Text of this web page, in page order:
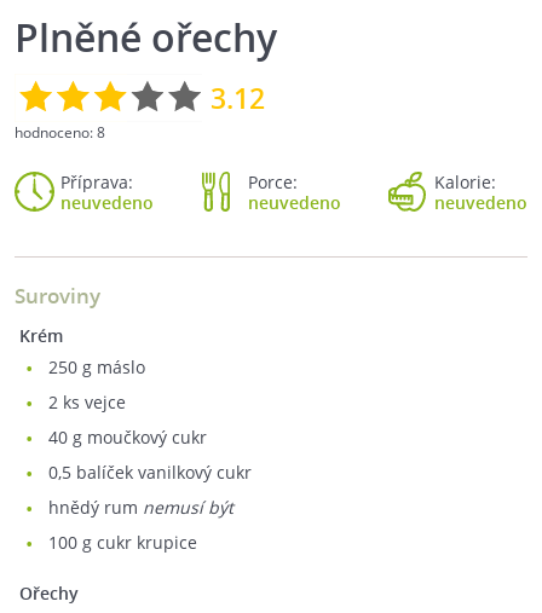
Plněné ořechy
3.12
hodnoceno:8
Příprava:
neuvedeno
Porce:
neuvedeno
Kalorie:
neuvedeno
Suroviny
Krém
250 g máslo
2 ks vejce
40 g moučkový cukr
0,5 balíček vanilkový cukr
hnědý rum nemusí být
100 g cukr krupice
Ořechy